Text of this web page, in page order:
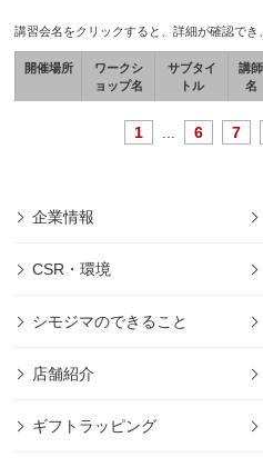
講習会名をクリックすると、詳細が確認でき
開催場所
ワークシ
ョップ名
サブタイ
トル
講師
名
1 6 7
企業情報
CSR・環境
シモジマのできること
店舗紹介
ギフトラッピング